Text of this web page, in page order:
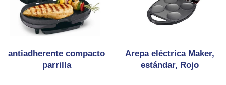
antiadherente compacto
parrilla
Arepa eléctrica Maker,
estándar, Rojo